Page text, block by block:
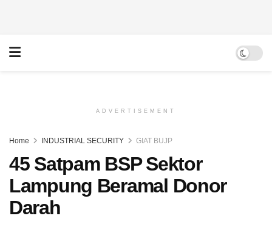
ADVERTISEMENT
Home INDUSTRIAL SECURITY GIAT BUJP
45 Satpam BSP Sektor
Lampung Beramal Donor
Darah